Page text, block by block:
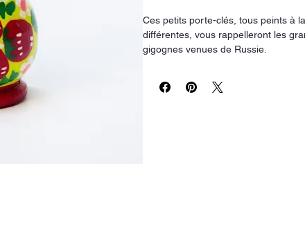
Ces petits porte-clés, tous peints à
différentes, vous rappelleront les
gigognes venues de Russie.
Puisque peintes à la main, chaque